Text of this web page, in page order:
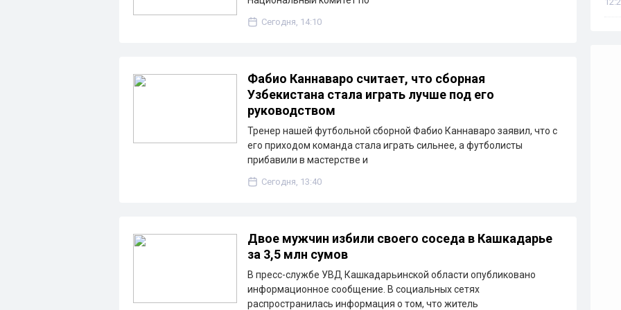
Сегодня, 14:10
Фабио Каннаваро считает, что сборная
Узбекистана стала играть лучше под его
руководством
Тренер нашей футбольной сборной Фабио Каннаваро заявил, что с
его приходом команда стала играть сильнее, а футболисты
прибавили в мастерстве и
Сегодня, 13:40
Двое мужчин избили своего соседа в Кашкадарье
за 3,5 млн сумов
В пресс-службе УВД Кашкадарьинской области опубликовано
информационное сообщение. В социальных сетях
распространилась информация о том, что житель